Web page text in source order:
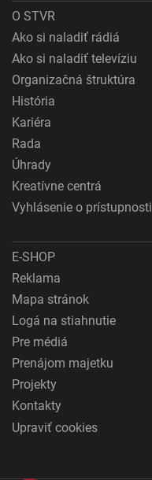
O STVR
Ako si naladiť rádiá
Ako si naladiť televíziu
Organizačná štruktúra
História
Kariéra
Rada
Úhrady
Kreatívne centrá
Vyhlásenie o prístupnosti
E-SHOP
Reklama
Mapa stránok
Logá na stiahnutie
Pre médiá
Prenájom majetku
Projekty
Kontakty
Upraviť cookies